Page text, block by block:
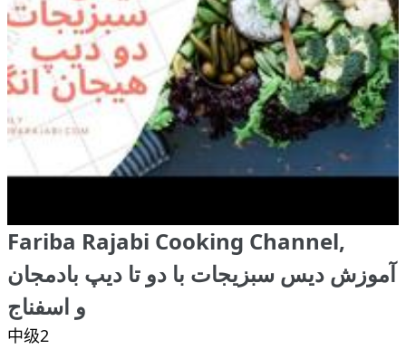
Fariba Rajabi Cooking Channel,
آموزش دیس سبزیجات با دو تا دیپ بادمجان
و اسفناج
中级2